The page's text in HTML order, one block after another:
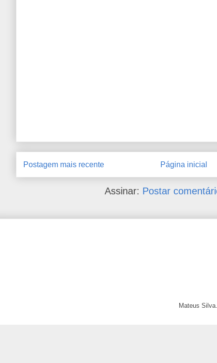
Postagem mais recente Página inicial
Assinar: Postar
Mateus